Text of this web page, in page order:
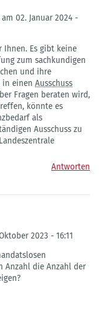
02. Januar 2024 -
Ihnen. Es gibt keine
zum sachkundigen
und ihre
in einen Ausschuss
Fragen beraten wird,
könnte es
als
Ausschuss zu
Antworten
2023 - 16:11
Anzahl die Anzahl der